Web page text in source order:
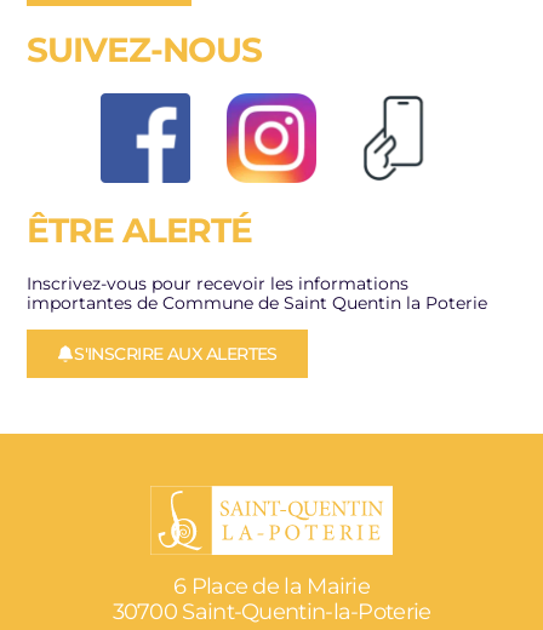
SUIVEZ-NOUS
ÊTRE ALERTÉ
Inscrivez-vous pour recevoir les informations
importantes de Commune de Saint Quentin la Poterie
S'INSCRIRE AUX ALERTES
6 Place de la Mairie
30700 Saint-Quentin-la-Poterie